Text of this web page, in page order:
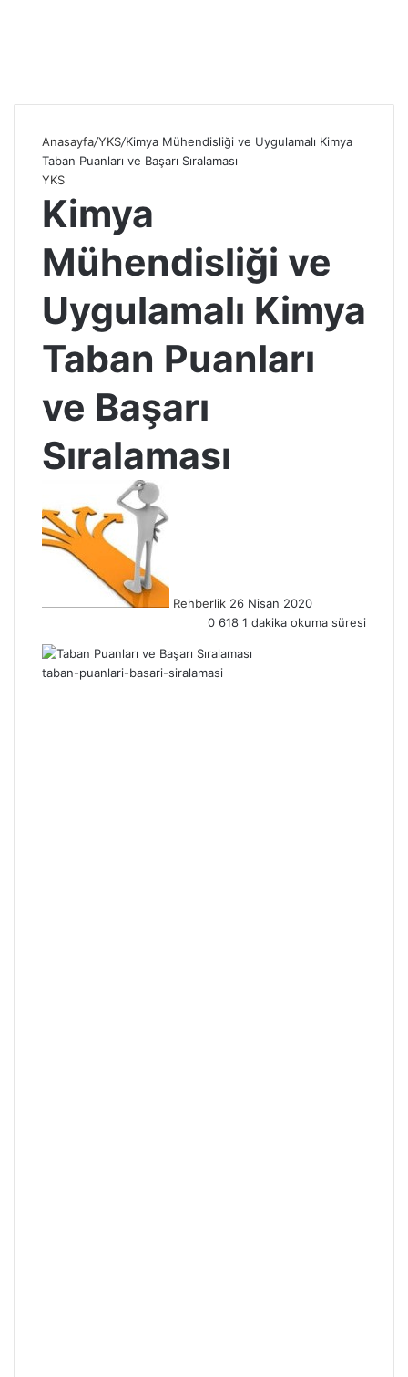
Anasayfa/YKS/Kimya Mühendisliği ve Uygulamalı Kimya
Taban Puanları ve Başarı Sıralaması
YKS
Kimya
Mühendisliği ve
Uygulamalı Kimya
Taban Puanları
ve Başarı
Sıralaması
Rehberlik 26 Nisan 2020
0 618 1 dakika okuma süresi
taban-puanlari-basari-siralamasi